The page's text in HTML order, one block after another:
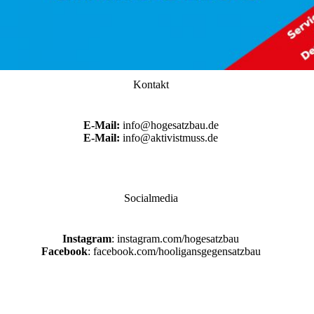
Kontakt
E-Mail: info@hogesatzbau.de
E-Mail: info@aktivistmuss.de
Socialmedia
Instagram: instagram.com/hogesatzbau
Facebook: facebook.com/hooligansgegensatzbau